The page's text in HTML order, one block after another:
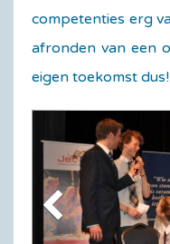
competenties erg
afronden van een
eigen toekomst dus!